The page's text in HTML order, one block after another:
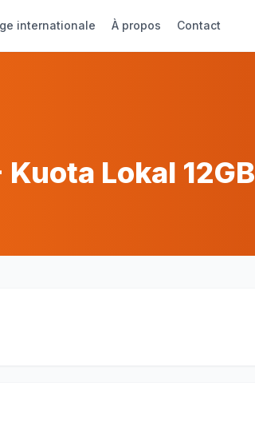
internationale À propos Contact
Kuota Lokal 12GB